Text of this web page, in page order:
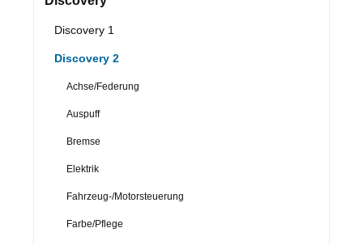
Discovery 1
Discovery 2
Achse/Federung
Auspuff
Bremse
Elektrik
Fahrzeug-/Motorsteuerung
Farbe/Pflege